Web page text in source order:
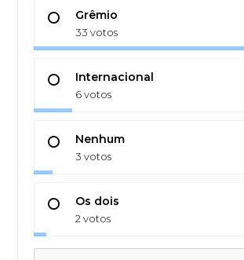
Grêmio
33 votos
Internacional
6 votos
Nenhum
3 votos
Os dois
2 votos